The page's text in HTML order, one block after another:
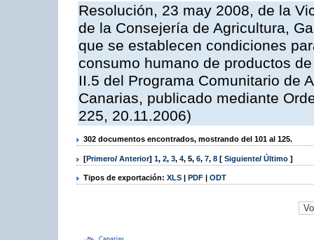
Resolución, 23 may 2008, de la
de la Consejería de Agricultura,
que se establecen condiciones
consumo humano de productos
II.5 del Programa Comunitario de
Canarias, publicado mediante
225, 20.11.2006)
302 documentos encontrados, mostrando del 101 al 125.
[Primero/ Anterior] 1, 2, 3, 4, 5, 6, 7, 8 [ Siguiente/ Último ]
Tipos de exportación: XLS | PDF | ODT